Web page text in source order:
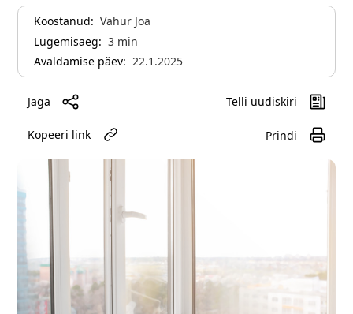
Koostanud: Vahur Joa
Lugemisaeg: 3 min
Avaldamise päev: 22.1.2025
Jaga Telli uudiskiri
Prindi
Kopeeri link